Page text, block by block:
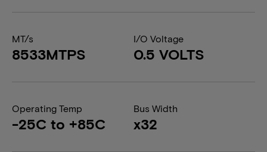
MT/s
8533MTPS
I/O Voltage
0.5 VOLTS
Operating Temp
-25C to +85C
Bus Width
x32